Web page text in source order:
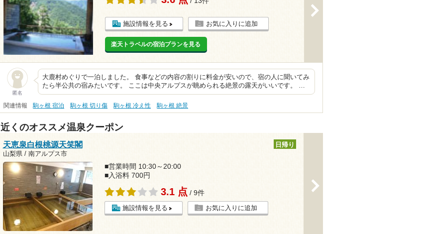
施設情報を見る お気に入りに追加
楽天トラベルの宿泊プランを見る
匿名
大鹿村めぐりで一泊しました。 食事などの内容の割りに料金が安いので、宿の人に聞いてみ
たら半公共の宿みたいです。 ここは中央アルプスが眺められる絶景の露天がいいです。 …
関連情報 駒ヶ根 宿泊 駒ヶ根 切り傷 駒ヶ根 冷え性 駒ヶ根 絶景
近くのオススメ温泉クーポン
天恵泉白根桃源天笑閣
山梨県 / 南アルプス市
日帰り
■営業時間 10:30～20:00
■入浴料 700円
3.1 点 / 9件
施設情報を見る お気に入りに追加